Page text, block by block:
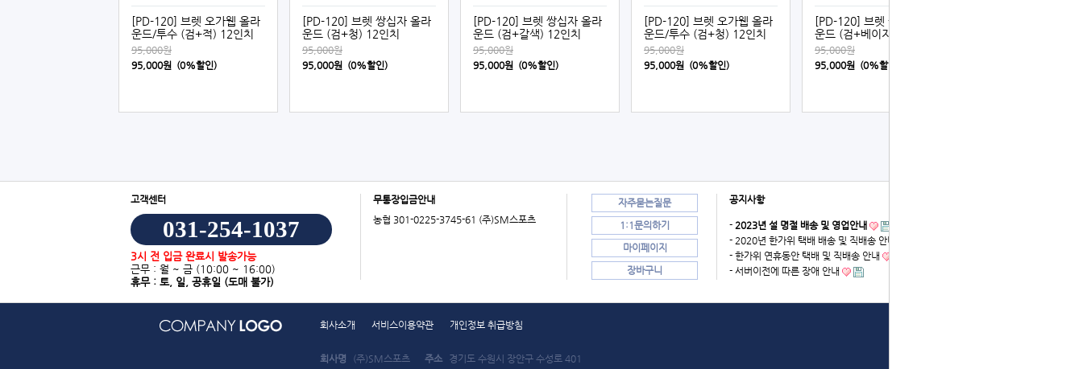
[PD-120] 브렛 오가웹 올라
운드/투수 (검+적) 12인치
95,000원
95,000원 (0%할인)
[PD-120] 브렛 쌍십자 올라
운드 (검+청) 12인치
95,000원
95,000원 (0%할인)
[PD-120] 브렛 쌍십자 올라
운드 (검+갈색) 12인치
95,000원
95,000원 (0%할인)
[PD-120] 브렛 오가웹 올라
운드/투수 (검+청) 12인치
95,000원
95,000원 (0%할인)
[PD-120] 브렛 쌍십자 올라
운드 (검+베이지) 12인치
95,000원
95,000원 (0%할인)
고객센터
031-254-1037
3시 전 입금 완료시 발송가능
근무 : 월 ~ 금 (10:00 ~ 16:00)
휴무 : 토, 일, 공휴일 (도매 불가)
무통장입금안내
농협 301-0225-3745-61 (주)SM스포츠
자주묻는질문
1:1문의하기
마이페이지
장바구니
공지사항
- 2023년 설 명절 배송 및 영업안내
- 2020년 한가위 택배 배송 및 직배송 안내
- 한가위 연휴동안 택배 및 직배송 안내
- 서버이전에 따른 장애 안내
회사소개 서비스이용약관 개인정보 취급방침
회사명 (주)SM스포츠 주소 경기도 수원시 장안구 수성로 401